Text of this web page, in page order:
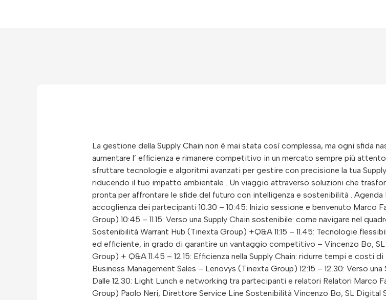
La gestione della Supply Chain non è mai stata così complessa, ma ogni sfida
aumentare l’ efficienza e rimanere competitivo in un mercato sempre più
sfruttare tecnologie e algoritmi avanzati per gestire con precisione la tua
riducendo il tuo impatto ambientale . Un viaggio attraverso soluzioni che
pronta per affrontare le sfide del futuro con intelligenza e sostenibilità .
accoglienza dei partecipanti 10.30 – 10:45: Inizio sessione e benvenuto Marco
Group) 10:45 – 11.15: Verso una Supply Chain sostenibile: come navigare nel
Sostenibilità Warrant Hub (Tinexta Group) +Q&A 11:15 – 11.45: Tecnologie
ed efficiente, in grado di garantire un vantaggio competitivo – Vincenzo Bo,
Group) + Q&A 11.45 – 12.15: Efficienza nella Supply Chain: ridurre tempi e costi
Business Management Sales – Lenovys (Tinexta Group) 12:15 – 12.30: Verso
Dalle 12.30: Light Lunch e networking tra partecipanti e relatori Relatori Marco
Group) Paolo Neri, Direttore Service Line Sostenibilità Vincenzo Bo, SL Digital